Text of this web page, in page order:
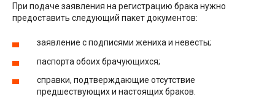
При подаче заявления на регистрацию брака нужно
предоставить следующий пакет документов:
заявление с подписями жениха и невесты;
паспорта обоих брачующихся;
справки, подтверждающие отсутствие
предшествующих и настоящих браков.